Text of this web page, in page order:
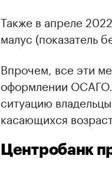
Также в апреле
малус (показатель
Впрочем, все эти
оформлении ОСАГО.
ситуацию
касающихся
Центробанк